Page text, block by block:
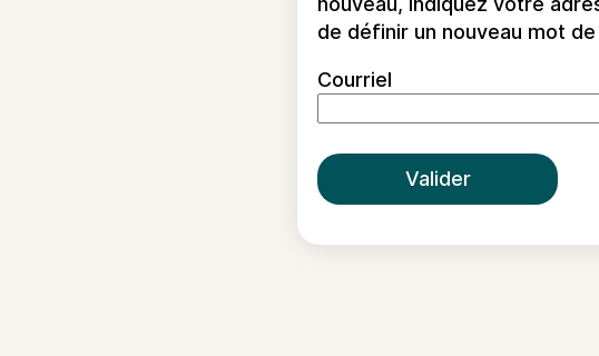
de définir un nouveau mot
Courriel
Valider